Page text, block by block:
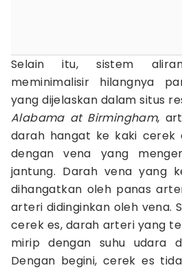
Selain itu, sistem
meminimalisir hilangnya
yang dijelaskan dalam situs
Alabama at Birmingham,
darah hangat ke kaki cerek
dengan vena yang
jantung. Darah vena yang
dihangatkan oleh panas
arteri didinginkan oleh vena.
cerek es, darah arteri yang
mirip dengan suhu udara
Dengan begini, cerek es